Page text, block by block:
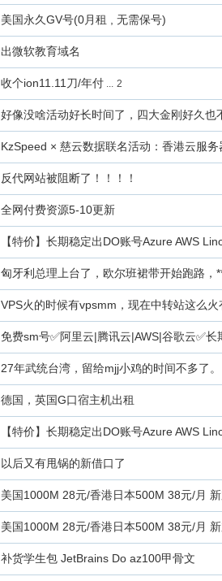
美国永久GV号(0月租 , 无需保号)
出微软教育域名
收个ion11.11刀/年付 ... 2
好像没啥活动好长时间了，四大金刚好久也
KzSpeed × 慈云数据联名活动：香港云服务
反代网站被阻断了！！！！
全网付费资源5-10更新
【特价】长期稳定出DO账号Azure AWS
匈牙利总理上台了，欧尔班裙带开始跑路，
VPS火的时候有vpsmm，现在中转站这么
免费sm号✅阿里云|腾讯云|AWS|谷歌云✅长
27年武统台湾，留给mjj小鸡的时间不多了。
德国，英国G口宿主机出租
【特价】长期稳定出DO账号Azure AWS
以后又有甩锅的新借口了
美国1000M 28元/香港日本500M 38元/月
美国1000M 28元/香港日本500M 38元/月
补货学生包 JetBrains Do az100甲骨文